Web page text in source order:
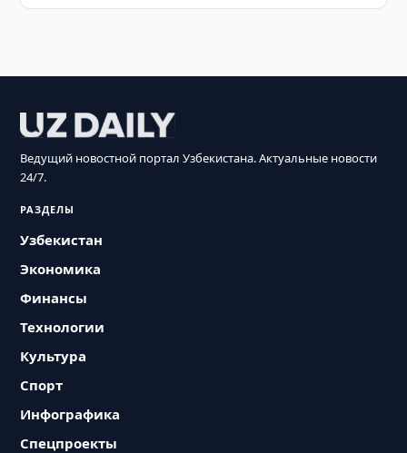
Ведущий новостной портал Узбекистана. Актуальные новости
24/7.
РАЗДЕЛЫ
Узбекистан
Экономика
Финансы
Технологии
Культура
Спорт
Инфографика
Спецпроекты